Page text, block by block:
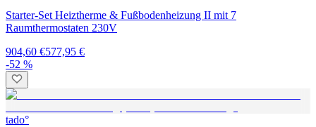
Starter-Set Heiztherme & Fußbodenheizung II mit 7
Raumthermostaten 230V
904,60 €577,95 €
-52 %
tado°